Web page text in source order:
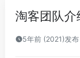
淘客团队
5年前 (2021)发布